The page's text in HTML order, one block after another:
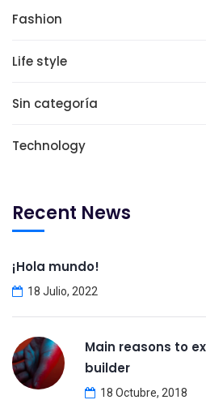
Fashion
Life style
Sin categoría
Technology
Recent News
¡Hola mundo!
18 Julio, 2022
Main reasons to
builder
18 Octubre, 2018